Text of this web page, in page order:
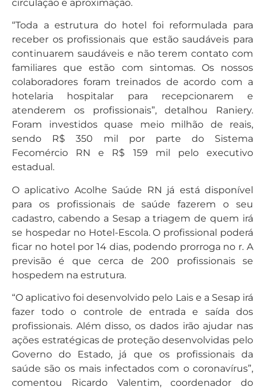
circulação e aproximação.
“Toda a estrutura do hotel foi reformulada para
receber os profissionais que estão saudáveis para
continuarem saudáveis e não terem contato com
familiares que estão com sintomas. Os nossos
colaboradores foram treinados de acordo com a
hotelaria hospitalar para recepcionarem e
atenderem os profissionais”, detalhou Raniery.
Foram investidos quase meio milhão de reais,
sendo R$ 350 mil por parte do Sistema
Fecomércio RN e R$ 159 mil pelo executivo
estadual.
O aplicativo Acolhe Saúde RN já está disponível
para os profissionais de saúde fazerem o seu
cadastro, cabendo a Sesap a triagem de quem irá
se hospedar no Hotel-Escola. O profissional poderá
ficar no hotel por 14 dias, podendo prorroga no r. A
previsão é que cerca de 200 profissionais se
hospedem na estrutura.
“O aplicativo foi desenvolvido pelo Lais e a Sesap irá
fazer todo o controle de entrada e saída dos
profissionais. Além disso, os dados irão ajudar nas
ações estratégicas de proteção desenvolvidas pelo
Governo do Estado, já que os profissionais da
saúde são os mais infectados com o coronavírus”,
comentou Ricardo Valentim, coordenador do